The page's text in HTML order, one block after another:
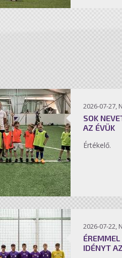
2026-07-27,
SOK
AZ ÉVÜK
Értékelő.
2026-07-22,
IDÉNYT